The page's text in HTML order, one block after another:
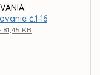
č.1-16
81,45 KB